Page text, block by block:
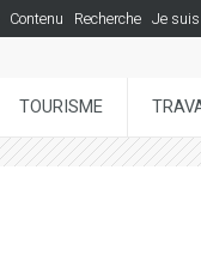
Contenu Recherche Je suis
TOURISME